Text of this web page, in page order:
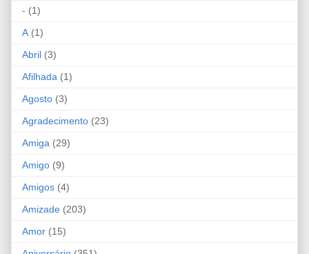
- (1)
A (1)
Abril (3)
Afilhada (1)
Agosto (3)
Agradecimento (23)
Amiga (29)
Amigo (9)
Amigos (4)
Amizade (203)
Amor (15)